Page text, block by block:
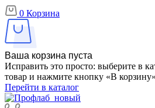
0 Корзина
Ваша корзина пуста
Исправить это просто: выберите в
товар и нажмите кнопку «В корзину»
Перейти в каталог